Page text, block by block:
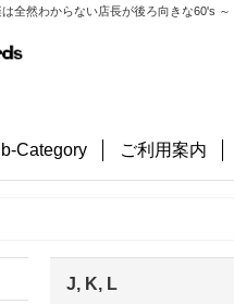
全然わからない店長が後ろ向きな60's ～
Category ご利用案内
J, K, L